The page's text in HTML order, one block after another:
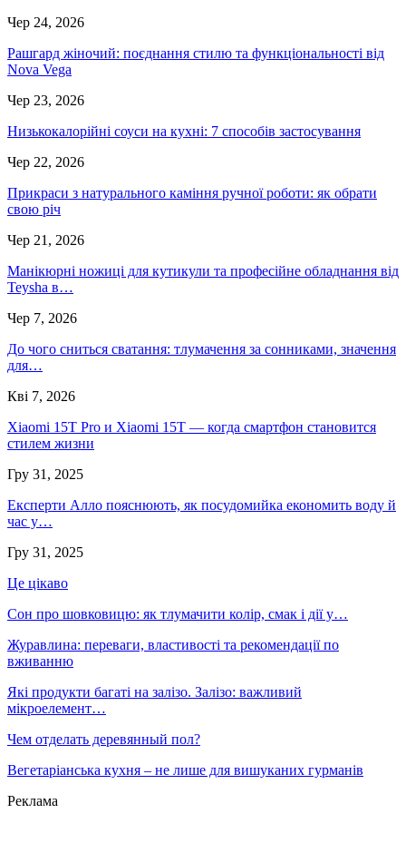
Чер 24, 2026
Рашгард жіночий: поєднання стилю та функціональності від
Nova Vega
Чер 23, 2026
Низькокалорійні соуси на кухні: 7 способів застосування
Чер 22, 2026
Прикраси з натурального каміння ручної роботи: як обрати
свою річ
Чер 21, 2026
Манікюрні ножиці для кутикули та професійне обладнання від
Teysha в…
Чер 7, 2026
До чого сниться сватання: тлумачення за сонниками, значення
для…
Кві 7, 2026
Xiaomi 15T Pro и Xiaomi 15T — когда смартфон становится
стилем жизни
Гру 31, 2025
Експерти Алло пояснюють, як посудомийка економить воду й
час у…
Гру 31, 2025
Це цікаво
Сон про шовковицю: як тлумачити колір, смак і дії у…
Журавлина: переваги, властивості та рекомендації по
вживанню
Які продукти багаті на залізо. Залізо: важливий
мікроелемент…
Чем отделать деревянный пол?
Вегетаріанська кухня – не лише для вишуканих гурманів
Реклама